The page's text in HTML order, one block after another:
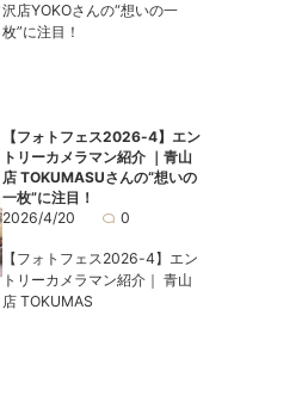
沢店YOKOさんの“想いの一
枚”に注目！
【フォトフェス2026-4】エン
トリーカメラマン紹介 ｜青山
店 TOKUMASUさんの“想いの
一枚”に注目！
2026/4/20
0
【フォトフェス2026-4】エン
トリーカメラマン紹介｜ 青山
店 TOKUMAS